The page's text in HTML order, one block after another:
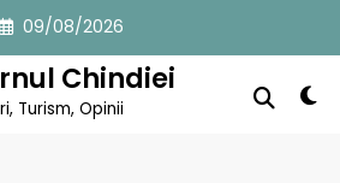
09/08/2026
Chindiei
Turism, Opinii